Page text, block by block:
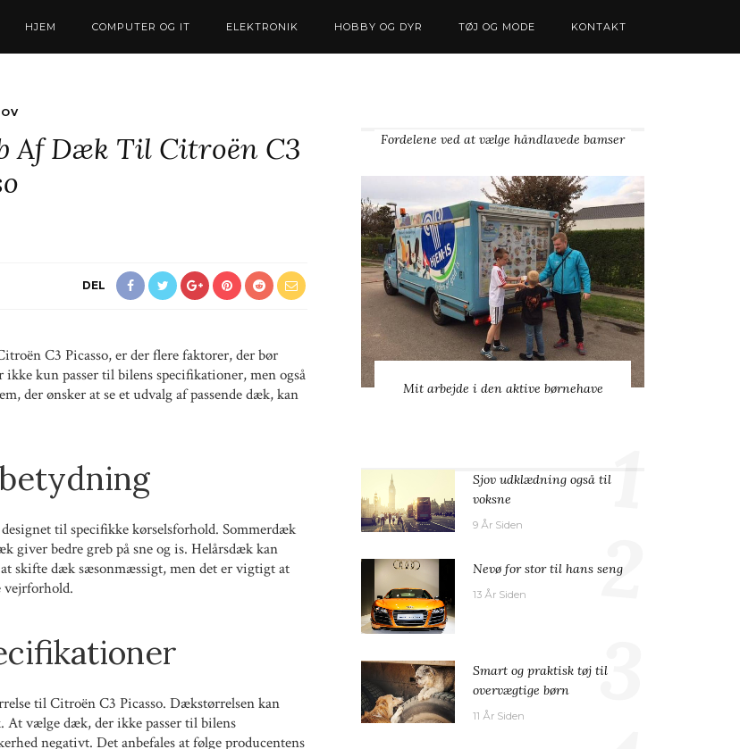
HJEM COMPUTER OG IT ELEKTRONIK HOBBY OG DYR TØJ OG MODE KONTAKT
Af Dæk Til Citroën C3
DEL
C3 Picasso, er der flere faktorer, der bør
kun passer til bilens specifikationer, men også
der ønsker at se et udvalg af passende dæk, kan
til specifikke kørselsforhold. Sommerdæk
giver bedre greb på sne og is. Helårsdæk kan
skifte dæk sæsonmæssigt, men det er vigtigt at
vejrforhold.
til Citroën C3 Picasso. Dækstørrelsen kan
At vælge dæk, der ikke passer til bilens
negativt. Det anbefales at følge producentens
Fordelene ved at vælge håndlavede bamser
Mit arbejde i den aktive børnehave
Sjov udklædning også til
voksne
9 År Siden 1
Nevø for stor til hans seng
13 År Siden 2
Smart og praktisk tøj til
overvægtige børn
11 År Siden 3